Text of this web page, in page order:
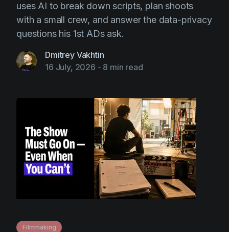
uses AI to break down scripts, plan shoots
with a small crew, and answer the data-privacy
questions his 1st ADs ask.
Dmitrey Vakhtin
16 July, 2026 - 8 min read
Filmmaking